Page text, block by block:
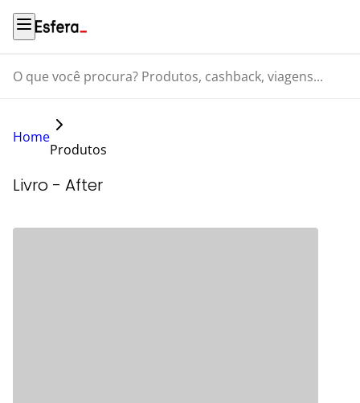
O que você procura? Produtos, cashback, viagens...
Home
Produtos
Livro - After